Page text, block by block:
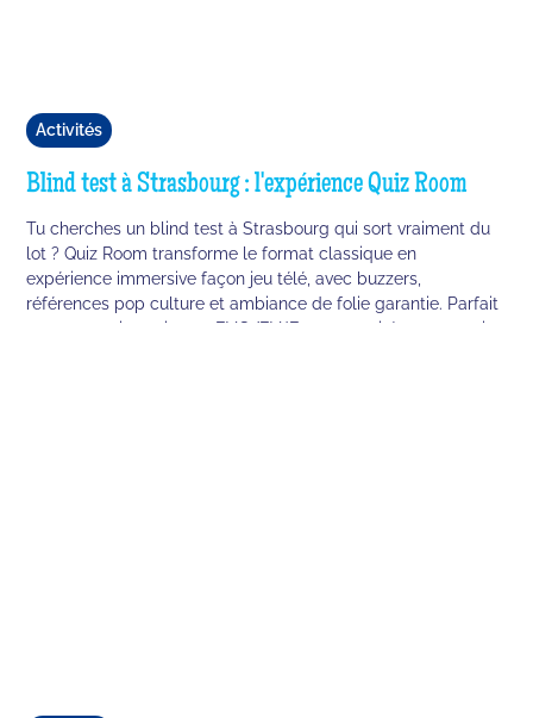
Activités
Blind test à Strasbourg : l'expérience Quiz Room
Tu cherches un blind test à Strasbourg qui sort vraiment du
lot ? Quiz Room transforme le format classique en
expérience immersive façon jeu télé, avec buzzers,
références pop culture et ambiance de folie garantie. Parfait
pour un anniversaire, un EVG/EVJF ou une soirée entre amis